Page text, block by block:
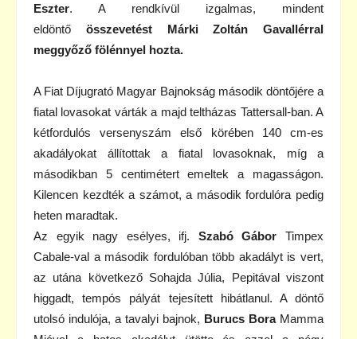
Eszter. A rendkívül izgalmas, mindent
eldöntő összevetést Márki Zoltán Gavallérral
meggyőző fölénnyel hozta.
A Fiat Díjugrató Magyar Bajnokság második döntőjére a
fiatal lovasokat várták a majd teltházas Tattersall-ban. A
kétfordulós versenyszám első körében 140 cm-es
akadályokat állítottak a fiatal lovasoknak, míg a
másodikban 5 centimétert emeltek a magasságon.
Kilencen kezdték a számot, a második fordulóra pedig
heten maradtak.
Az egyik nagy esélyes, ifj. Szabó Gábor Timpex
Cabale-val a második fordulóban több akadályt is vert,
az utána következő Sohajda Júlia, Pepitával viszont
higgadt, tempós pályát tejesített hibátlanul. A döntő
utolsó indulója, a tavalyi bajnok, Burucs BoraMamma